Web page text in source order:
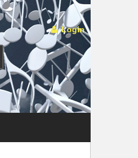
Login